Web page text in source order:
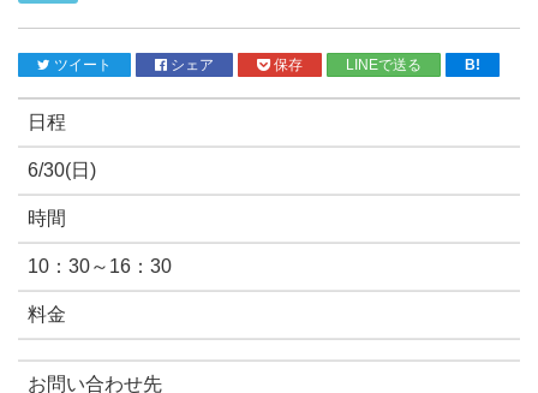
ツイート シェア 保存 LINEで送る B!
日程
6/30(日)
時間
10：30～16：30
料金
お問い合わせ先